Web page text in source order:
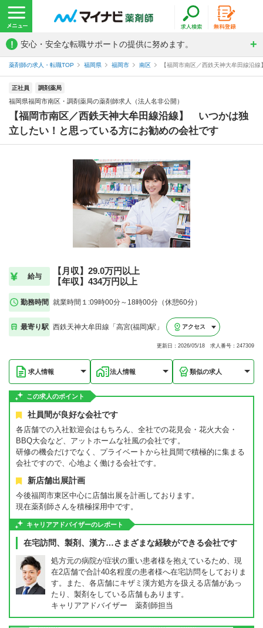
! 安心・安全な転職サポートの提供に努めます。
薬剤師の求人・転職TOP 福岡県 福岡市 南区 【福岡市南区／西鉄天神大牟田線沿
正社員 調剤薬局
福岡県福岡市南区・調剤薬局の薬剤師求人（法人名非公開）
【福岡市南区／西鉄天神大牟田線沿線】 いつかは独
立したい！と思っている方にお勧めの会社です
給与
【月収】29.0万円以上
【年収】434万円以上
勤務時間 就業時間１:09時00分～18時00分（休憩60分）
最寄り駅 西鉄天神大牟田線「高宮(福岡)駅」 アクセス
更新日：2026/05/18 求人番号：247309
求人情報 法人情報 類似の求人
この求人のポイント
社員間が良好な会社です
各店舗での入社歓迎会はもちろん、全社での花見会・花火大会・
BBQ大会など、アットホームな社風の会社です。
研修の機会だけでなく、プライベートから社員間で積極的に集まる
会社ですので、心地よく働ける会社です。
新店舗出展計画
今後福岡市東区中心に店舗出展を計画しております。
現在薬剤師さんを積極採用中です。
キャリアアドバイザーのレポート
在宅訪問、製剤、漢方…さまざまな経験ができる会社です
処方元の病院が症状の重い患者様を抱えているため、現
在2店舗で合計40名程度の患者様へ在宅訪問をしておりま
す。また、各店舗にキザミ漢方処方を扱える店舗があっ
たり、製剤をしている店舗もあります。
キャリアアドバイザー 薬剤師担当